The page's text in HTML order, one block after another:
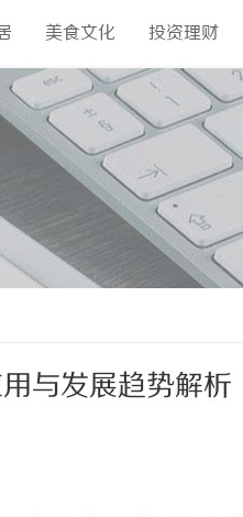
美食文化 投资理财
与发展趋势解析